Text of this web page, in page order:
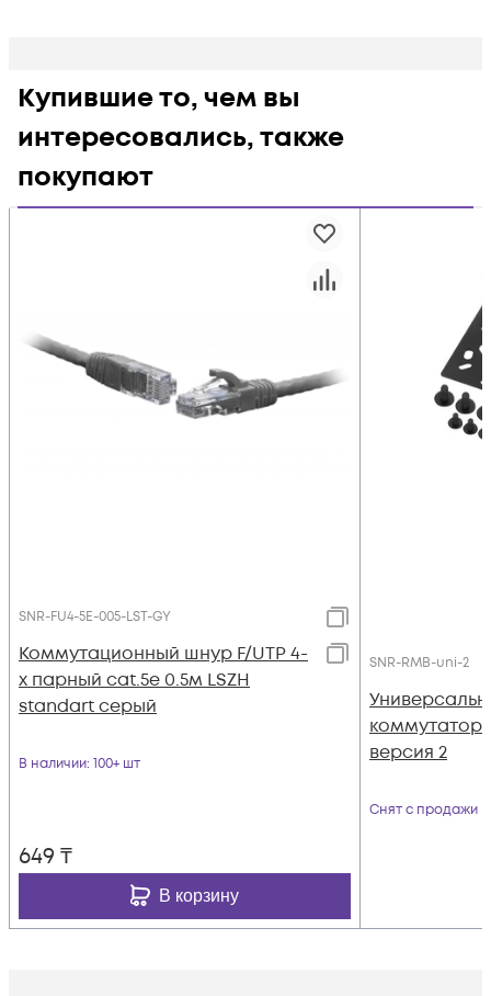
Купившие то, чем вы
интересовались, также
покупают
SNR-FU4-5E-005-LST-GY
Коммутационный шнур F/UTP 4-
х парный cat.5e 0.5м LSZH
standart серый
В наличии: 100+ шт
649 ₸
В корзину
SNR-RMB-uni-2
версия 2
Снят с продажи